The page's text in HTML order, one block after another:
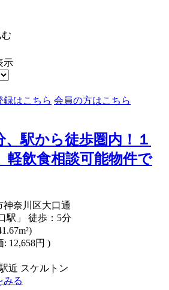
示
録はこちら 会員の方はこちら
、駅から徒歩圏内！１
軽飲食相談可能物件で
奈川区大口通
駅」 徒歩：5分
: 12,658円 )
近 スケルトン
みる